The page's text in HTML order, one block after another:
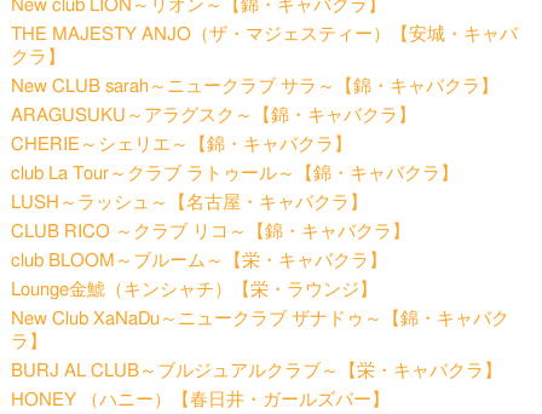
New club LION～リオン～【錦・キャバクラ】
THE MAJESTY ANJO（ザ・マジェスティー）【安城・キャバ
クラ】
New CLUB sarah～ニュークラブ サラ～【錦・キャバクラ】
ARAGUSUKU～アラグスク～【錦・キャバクラ】
CHERIE～シェリエ～【錦・キャバクラ】
club La Tour～クラブ ラトゥール～【錦・キャバクラ】
LUSH～ラッシュ～【名古屋・キャバクラ】
CLUB RICO ～クラブ リコ～【錦・キャバクラ】
club BLOOM～ブルーム～【栄・キャバクラ】
Lounge金鯱（キンシャチ）【栄・ラウンジ】
New Club XaNaDu～ニュークラブ ザナドゥ～【錦・キャバク
ラ】
BURJ AL CLUB～ブルジュアルクラブ～【栄・キャバクラ】
HONEY （ハニー）【春日井・ガールズバー】